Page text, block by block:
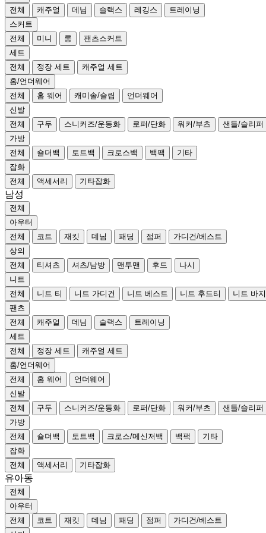
전체
캐주얼 데님 슬랙스 레깅스
트레이닝
스커트
전체
미니 롱
팬츠스커트
세트
전체
정장 세트
캐주얼 세트
홈/언더웨어
전체
홈 웨어 캐미솔/슬립
언더웨어
신발
전체
구두 스니커즈/운동화 로퍼/단화 워커/부츠
샌들/슬리퍼
가방
전체
숄더백 토트백 크로스백 백팩
기타
잡화
전체
액세서리 기타잡화
남성
전체
아우터
전체
코트 재킷 데님 패딩 점퍼
가디건/베스트
상의
전체
티셔츠 셔츠/남방 맨투맨 후드
나시
니트
전체
니트 티 니트 가디건 니트 베스트 니트 후드티
니트 바지
팬츠
전체
캐주얼 데님 슬랙스
트레이닝
세트
전체
정장 세트
캐주얼 세트
홈/언더웨어
전체
홈 웨어
언더웨어
신발
전체
구두 스니커즈/운동화 로퍼/단화 워커/부츠
샌들/슬리퍼
가방
전체
숄더백 토트백 크로스/메신저백 백팩
기타
잡화
전체
액세서리 기타잡화
유아동
전체
아우터
전체
코트 재킷 데님 패딩 점퍼
가디건/베스트